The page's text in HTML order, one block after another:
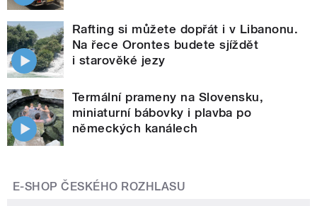
Rafting si můžete dopřát i v Libanonu.
Na řece Orontes budete sjíždět
i starověké jezy
Termální prameny na Slovensku,
miniaturní bábovky i plavba po
německých kanálech
E-SHOP ČESKÉHO ROZHLASU